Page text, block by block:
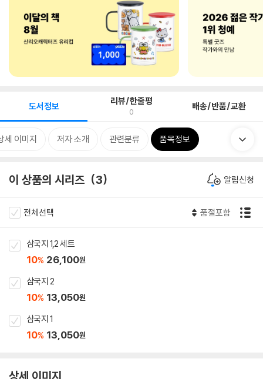
도서정보 리뷰/한줄평
0 배송/반품/교환
세 이미지 저자 소개 관련분류 품목정보
이 상품의 시리즈 3 알림신청
전체선택 품절포함
삼국지 1,2 세트
10% 26,100원
삼국지 2
10% 13,050원
삼국지 1
10% 13,050원
상세 이미지